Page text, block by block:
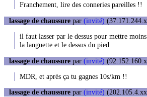
Franchement, lire des conneries pareilles !!
lassage de chaussure par (invité)
il faut lasser par le dessus pour mettre
la languette et le dessus du pied
lassage de chaussure par (invité)
MDR, et après ça tu gagnes 10s/km !!
lassage de chaussure par (invité)